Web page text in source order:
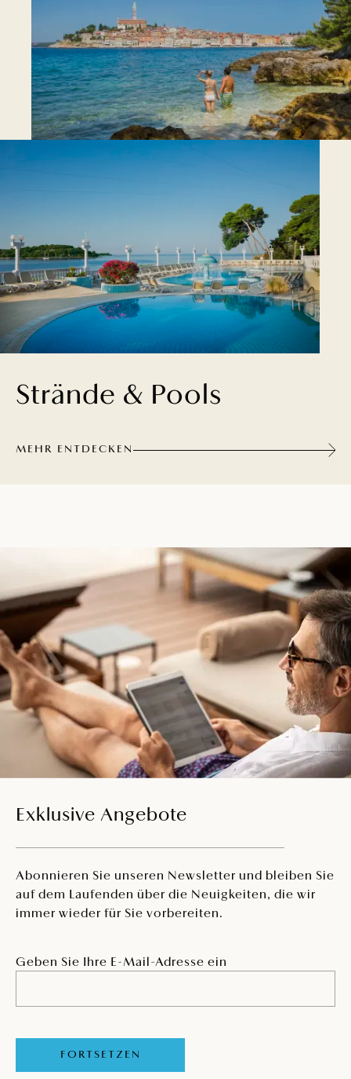
Strände & Pools
MEHR ENTDECKEN
Exklusive Angebote
Abonnieren Sie unseren Newsletter und bleiben Sie
auf dem Laufenden über die Neuigkeiten, die wir
immer wieder für Sie vorbereiten.
Geben Sie Ihre E-Mail-Adresse ein
FORTSETZEN